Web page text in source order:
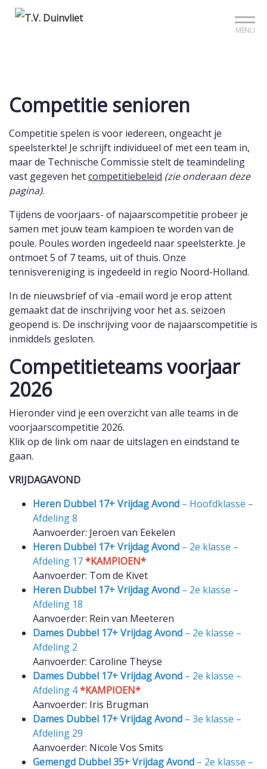
Sign up?
MENU
Competitie senioren
Competitie spelen is voor iedereen, ongeacht je
speelsterkte! Je schrijft individueel of met een team in,
maar de Technische Commissie stelt de teamindeling
vast gegeven hetcompetitiebeleid (zie onderaan deze
pagina).
Tijdens de voorjaars- of najaarscompetitie probeer je
samen met jouw team kampioen te worden van de
poule. Poules worden ingedeeld naar speelsterkte. Je
ontmoet 5 of 7 teams, uit of thuis. Onze
tennisvereniging is ingedeeld in regio Noord-Holland.
In de nieuwsbrief of via -email word je erop attent
gemaakt dat de inschrijving voor het a.s. seizoen
geopend is. De inschrijving voor de najaarscompetitie is
inmiddels gesloten.
Competitieteams voorjaar
2026
Hieronder vind je een overzicht van alle teams in de
voorjaarscompetitie 2026.
Klik op de link om naar de uitslagen en eindstand te
gaan.
VRIJDAGAVOND
Heren Dubbel 17+ Vrijdag Avond – Hoofdklasse –
Afdeling 8
Aanvoerder: Jeroen van Eekelen
Heren Dubbel 17+ Vrijdag Avond – 2e klasse –
Afdeling 17*KAMPIOEN*
Aanvoerder: Tom de Kivet
Heren Dubbel 17+ Vrijdag Avond – 2e klasse –
Afdeling 18
Aanvoerder: Rein van Meeteren
Dames Dubbel 17+ Vrijdag Avond – 2e klasse –
Afdeling 2
Aanvoerder: Caroline Theyse
Dames Dubbel 17+ Vrijdag Avond – 2e klasse –
Afdeling 4*KAMPIOEN*
Aanvoerder: Iris Brugman
Dames Dubbel 17+ Vrijdag Avond – 3e klasse –
Afdeling 29
Aanvoerder: Nicole Vos Smits
Gemengd Dubbel 35+ Vrijdag Avond – 2e klasse –